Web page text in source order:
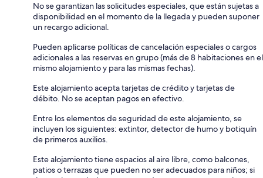
No se garantizan las solicitudes especiales, que están sujetas a
disponibilidad en el momento de la llegada y pueden suponer
un recargo adicional.
Pueden aplicarse políticas de cancelación especiales o cargos
adicionales a las reservas en grupo (más de 8 habitaciones en el
mismo alojamiento y para las mismas fechas).
Este alojamiento acepta tarjetas de crédito y tarjetas de
débito. No se aceptan pagos en efectivo.
Entre los elementos de seguridad de este alojamiento, se
incluyen los siguientes: extintor, detector de humo y botiquín
de primeros auxilios.
Este alojamiento tiene espacios al aire libre, como balcones,
patios o terrazas que pueden no ser adecuados para niños; si